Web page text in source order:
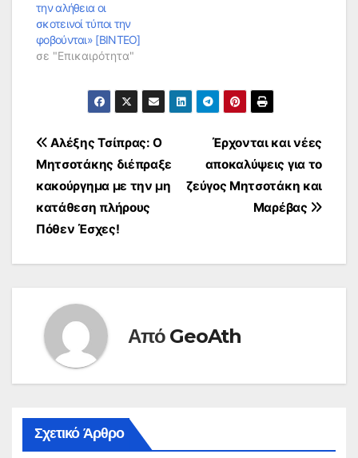
την αλήθεια οι
σκοτεινοί τύποι την
φοβούνται» [ΒΙΝΤΕΟ]
σε "Επικαιρότητα"
Πλοήγηση
άρθρων
Έρχονται και νέες
αποκαλύψεις για το
ζεύγος Μητσοτάκη και
Μαρέβας
Αλέξης Τσίπρας: Ο
Μητσοτάκης διέπραξε
κακούργημα με την μη
κατάθεση πλήρους
Πόθεν Έσχες!
Από GeoAth
Σχετικό Άρθρο